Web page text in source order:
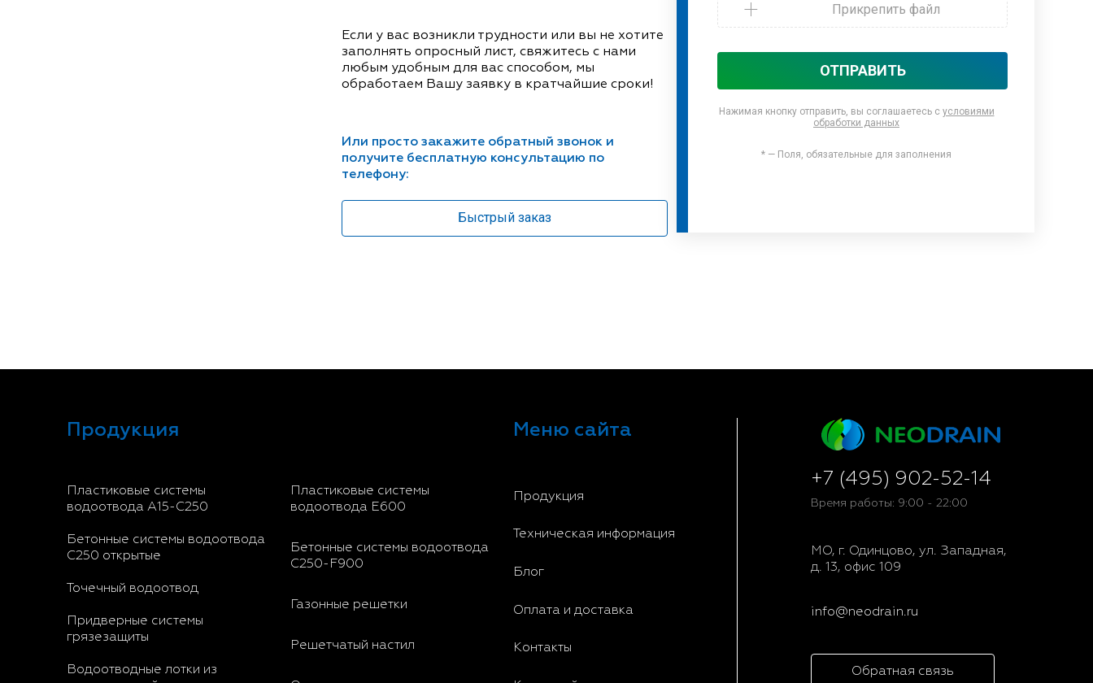
Если у вас возникли трудности или вы не хотите
заполнять опросный лист, свяжитесь с нами
любым удобным для вас способом, мы
обработаем Вашу заявку в кратчайшие сроки!
Или просто закажите обратный звонок и
получите бесплатную консультацию по
телефону:
Быстрый заказ
Прикрепить файл
ОТПРАВИТЬ
Нажимая кнопку отправить, вы соглашаетесь с условиями
обработки данных
* — Поля, обязательные для заполнения
Продукция
Пластиковые системы
водоотвода A15-C250
Бетонные системы водоотвода
С250 открытые
Точечный водоотвод
Придверные системы
грязезащиты
Водоотводные лотки из
Пластиковые системы
водоотвода E600
Бетонные системы водоотвода
С250-F900
Газонные решетки
Решетчатый настил
Меню сайта
Продукция
Техническая информация
Блог
Оплата и доставка
Контакты
+7 (495) 902-52-14
Время работы: 9:00 - 22:00
МО, г. Одинцово, ул. Западная,
д. 13, офис 109
info@neodrain.ru
Обратная связь